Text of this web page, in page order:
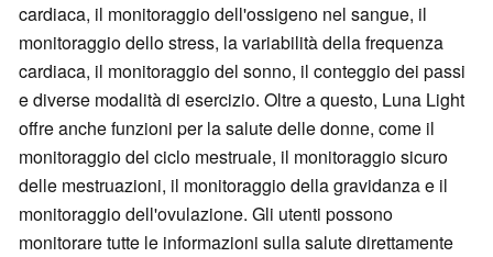
cardiaca, il monitoraggio dell'ossigeno nel sangue, il
monitoraggio dello stress, la variabilità della frequenza
cardiaca, il monitoraggio del sonno, il conteggio dei passi
e diverse modalità di esercizio. Oltre a questo, Luna Light
offre anche funzioni per la salute delle donne, come il
monitoraggio del ciclo mestruale, il monitoraggio sicuro
delle mestruazioni, il monitoraggio della gravidanza e il
monitoraggio dell'ovulazione. Gli utenti possono
monitorare tutte le informazioni sulla salute direttamente